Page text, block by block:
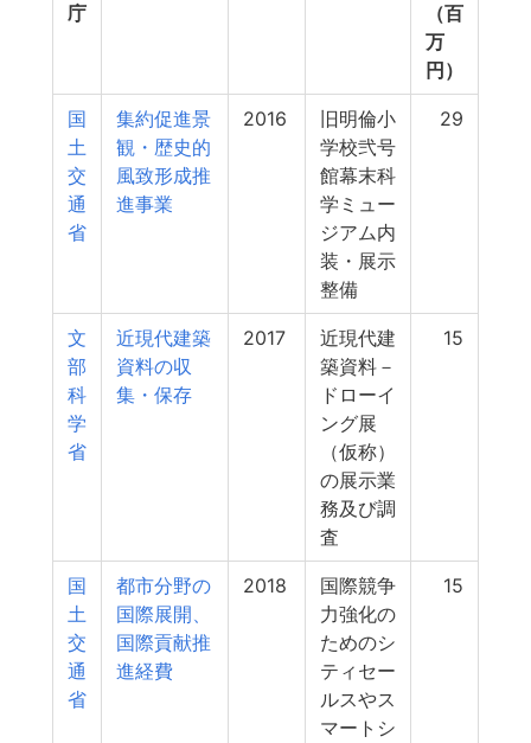
庁
（百
万
円）
国
土
交
通
省
集約促進景
観・歴史的
風致形成推
進事業
2016
旧明倫小
学校弐号
館幕末科
学ミュー
ジアム内
装・展示
整備
29
文
部
科
学
省
近現代建築
資料の収
集・保存
2017
近現代建
築資料－
ドローイ
ング展
（仮称）
の展示業
務及び調
査
15
国
土
交
通
省
都市分野の
国際展開、
国際貢献推
進経費
2018
国際競争
力強化の
ためのシ
ティセー
ルスやス
マートシ
15